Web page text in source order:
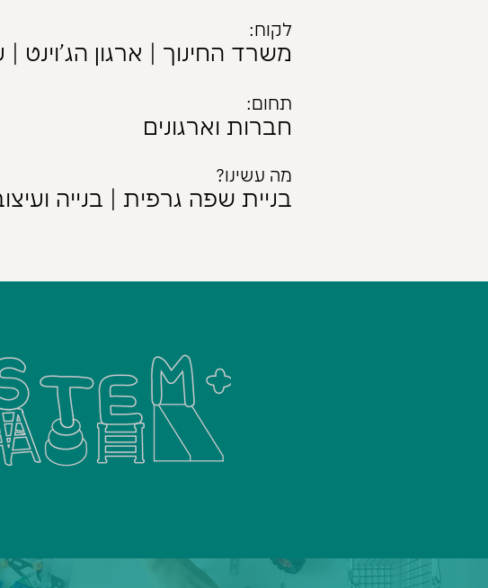
לקוח:
משרד החינוך | ארגון הג'וינט
תחום:
חברות וארגונים
מה עשינו?
בניית שפה גרפית | בנייה